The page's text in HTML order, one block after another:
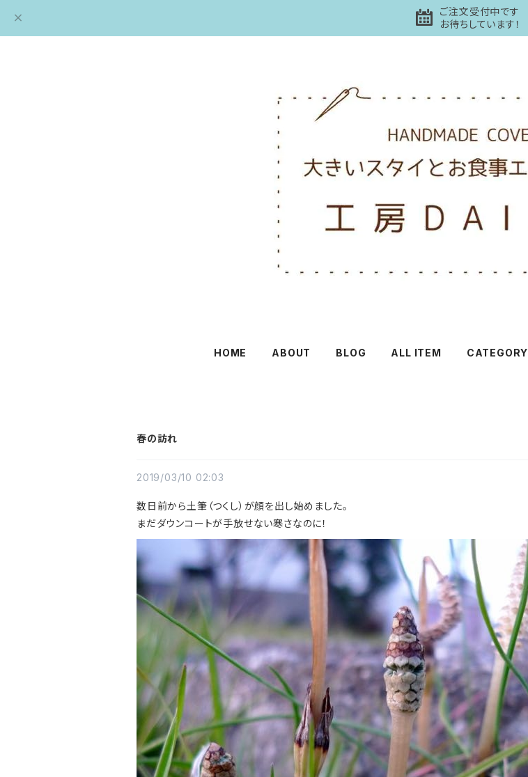
ご注文受付中です
お待ちしています！
HOME ABOUT BLOG ALL ITEM CATEGORY
春の訪れ
2019/03/10 02:03
数日前から土筆（つくし）が顔を出し始めました。
まだダウンコートが手放せない寒さなのに！